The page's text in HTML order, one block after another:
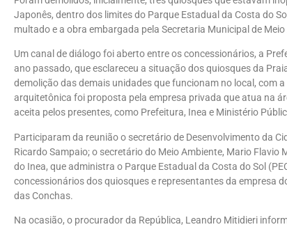
Japonês, dentro dos limites do Parque Estadual da Costa do
multado e a obra embargada pela Secretaria Municipal de
Um canal de diálogo foi aberto entre os concessionários, a
ano passado, que esclareceu a situação dos quiosques da
demolição das demais unidades que funcionam no local, com
arquitetônica foi proposta pela empresa privada que atua na
aceita pelos presentes, como Prefeitura, Inea e Ministério
Participaram da reunião o secretário de Desenvolvimento da
Ricardo Sampaio; o secretário do Meio Ambiente, Mario
do Inea, que administra o Parque Estadual da Costa do Sol
concessionários dos quiosques e representantes da empresa
das Conchas.
Na ocasião, o procurador da República, Leandro Mitidieri